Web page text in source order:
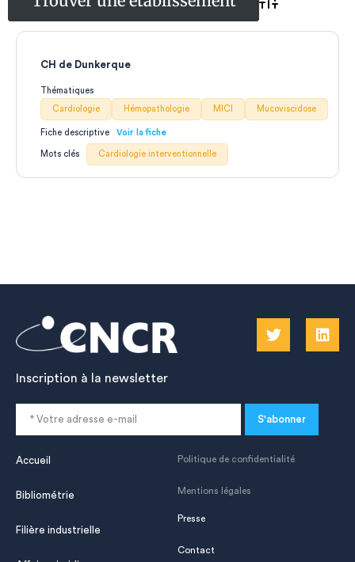
Advanced
CH de Dunkerque
Thématiques
Cardiologie Hémopathologie MICI Mucoviscidose
Fiche descriptive
Mots clés Cardiologie interventionnelle
Politique de confidentialité
Mentions légales
Presse
Contact
Accueil
Bibliométrie
Filière industrielle
Inscription à la newsletter
S'abonner